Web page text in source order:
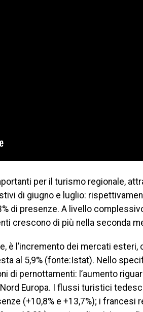
per il turismo regionale,
di giugno e luglio:
di presenze. A livello
crescono di più nella seconda
è l’incremento dei mercati
al 5,9% (fonte:Istat). Nello
di pernottamenti: l’aumento
Europa. I flussi turistici
(+10,8% e +13,7%); i francesi